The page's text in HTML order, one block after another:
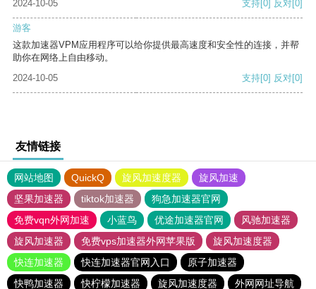
2024-10-05 支持[0] 反对[0]
游客
这款加速器VPM应用程序可以给你提供最高速度和安全性的连接，并帮
助你在网络上自由移动。
2024-10-05
支持[0] 反对[0]
友情链接
网站地图 QuickQ 旋风加速度器
旋风加速
坚果加速器
tiktok加速器
狗急加速器官网
免费vqn外网加速
小蓝鸟 优途加速器官网
风驰加速器
旋风加速器
免费vps加速器外网苹果版
旋风加速度器
快连加速器
快连加速器官网入口
原子加速器
快鸭加速器
快柠檬加速器 旋风加速度器 外网网址导航